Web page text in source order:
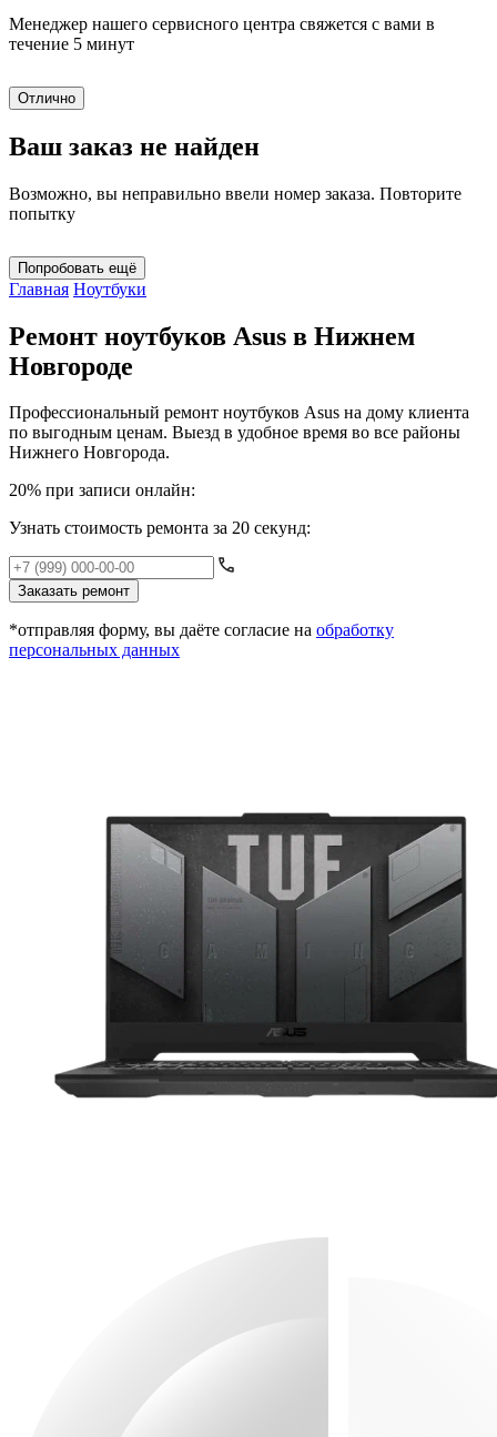
Менеджер нашего сервисного центра свяжется с вами в
течение 5 минут
Отлично
Ваш заказ не найден
Возможно, вы неправильно ввели номер заказа. Повторите
попытку
Попробовать ещё
Главная Ноутбуки
Ремонт ноутбуков Asus в Нижнем
Новгороде
Профессиональный ремонт ноутбуков Asus на дому клиента
по выгодным ценам. Выезд в удобное время во все районы
Нижнего Новгорода.
20% при записи онлайн:
Узнать стоимость ремонта за 20 секунд:
Заказать ремонт
*отправляя форму, вы даёте согласие на обработку
персональных данных